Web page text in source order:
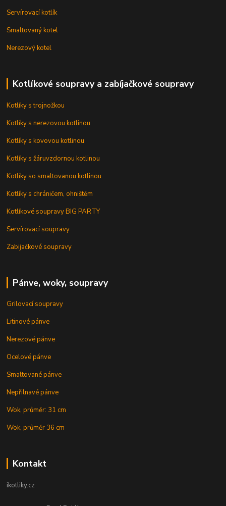
Servírovací kotlík
Smaltovaný kotel
Nerezový kotel
Kotlíkové soupravy a zabíjačkové soupravy
Kotlíky s trojnožkou
Kotlíky s nerezovou kotlinou
Kotlíky s kovovou kotlinou
Kotlíky s žáruvzdornou kotlinou
Kotlíky so smaltovanou kotlinou
Kotlíky s chráničem, ohništěm
Kotlíkové soupravy BIG PARTY
Servírovací soupravy
Zabijačkové soupravy
Pánve, woky, soupravy
Grilovací soupravy
Litinové pánve
Nerezové pánve
Ocelové pánve
Smaltované pánve
Nepřilnavé pánve
Wok, průměr: 31 cm
Wok, průměr 36 cm
Kontakt
ikotliky.cz